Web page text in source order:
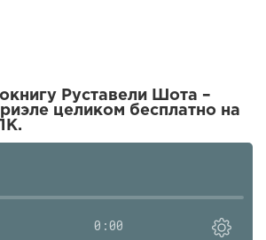
Руставели Шота –
целиком бесплатно на
0:00